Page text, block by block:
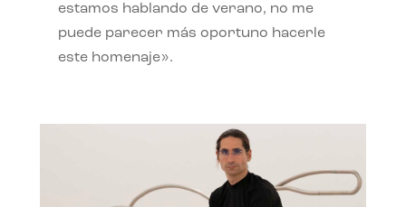
estamos hablando de verano, no me
puede parecer más oportuno hacerle
este homenaje».